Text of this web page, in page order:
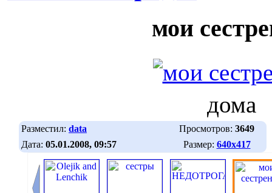
мои
дома
Разместил: data Просмотров: 3649
Дата: 05.01.2008, 09:57 Размер: 640х417